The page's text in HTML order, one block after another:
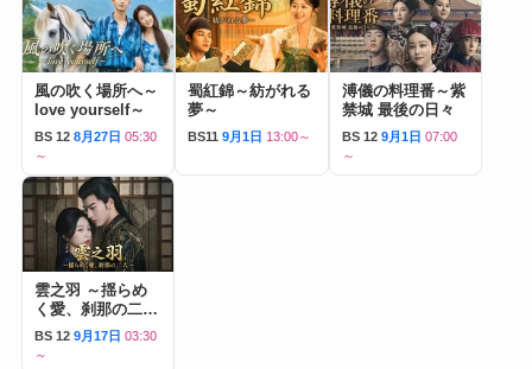
風の吹く場所へ～
love yourself～
BS 12 8月27日 05:30
～
蜀紅錦～紡がれる
夢～
BS11 9月1日 13:00～
溥儀の料理番～紫
禁城 最後の日々
BS 12 9月1日 07:00
～
雲之羽 ～揺らめ
く愛、刹那の二人
～
BS 12 9月17日 03:30
～